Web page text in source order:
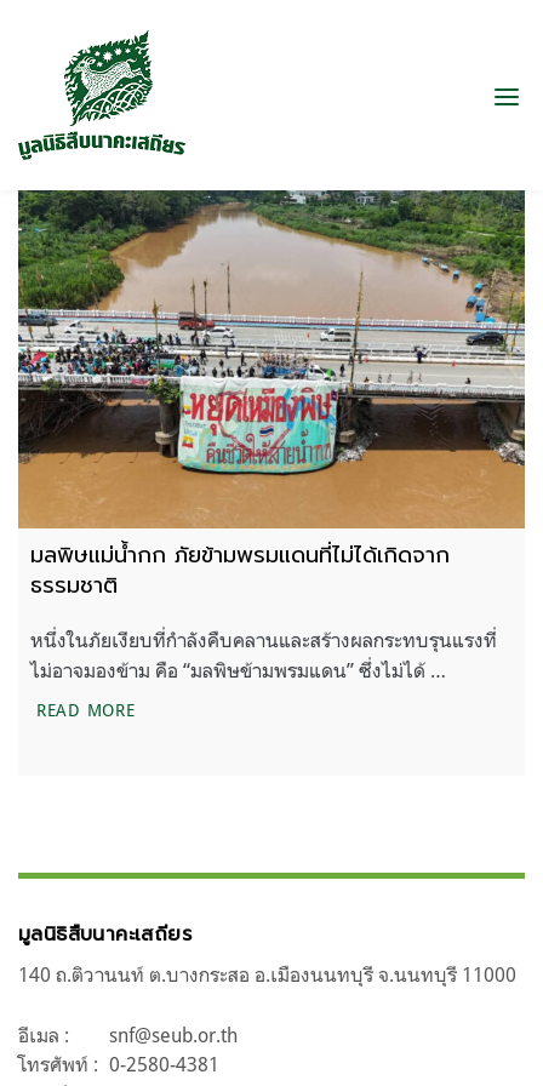
มลพิษแม่น้ำกก ภัยข้ามพรมแดนที่ไม่ได้เกิดจาก
ธรรมชาติ
หนึ่งในภัยเงียบที่กำลังคืบคลานและสร้างผลกระทบรุนแรงที่
ไม่อาจมองข้าม คือ “มลพิษข้ามพรมแดน” ซึ่งไม่ได้ …
READ MOREมลพิษแม่น้ำกก ภัยข้ามพรมแดนที่ไม่ได้เกิดจากธรรมช
มูลนิธิสืบนาคะเสถียร
140 ถ.ติวานนท์ ต.บางกระสอ อ.เมืองนนทบุรี จ.นนทบุรี 11000
อีเมล :
snf@seub.or.th
โทรศัพท์ : 0-2580-4381